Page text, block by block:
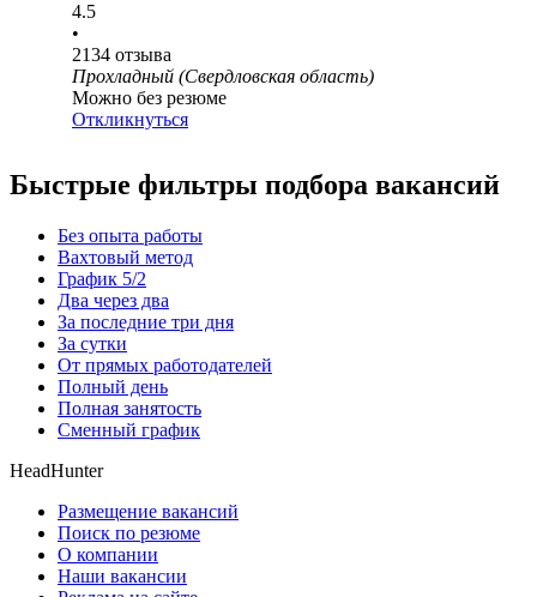
4.5
•
2134 отзыва
Прохладный (Свердловская область)
Можно без резюме
Откликнуться
Быстрые фильтры подбора вакансий
Без опыта работы
Вахтовый метод
График 5/2
Два через два
За последние три дня
За сутки
От прямых работодателей
Полный день
Полная занятость
Сменный график
HeadHunter
Размещение вакансий
Поиск по резюме
О компании
Наши вакансии